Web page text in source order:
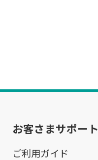
お客さまサポート
ご利用ガイド